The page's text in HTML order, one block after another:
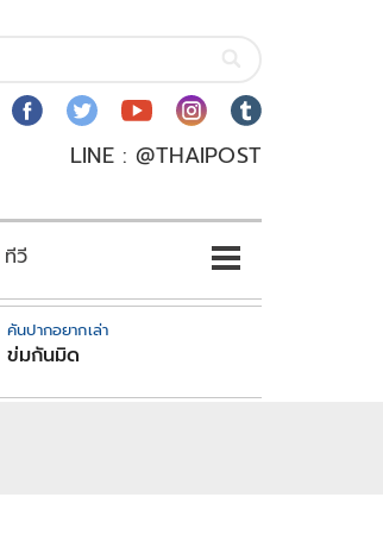
LINE : @THAIPOST
วี
คันปากอยากเล่า
ข่มกันมิด